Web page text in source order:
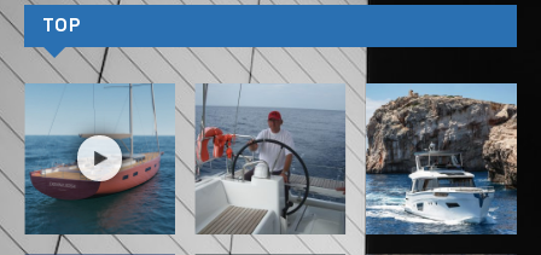
która ułatwia komunikację pomiędzy kambuzem a
dużym stołem w kokpicie i która zapewnia jeszcze
większe poczucie wolności i przestrzeni,
charakterystyczne dla gamy Fountaine Pajot.
Energia odnawialna
Biuro projektowe Fountaine Pajot, we współpracy z
zespołem architektów morskich Olivier Racoupeau